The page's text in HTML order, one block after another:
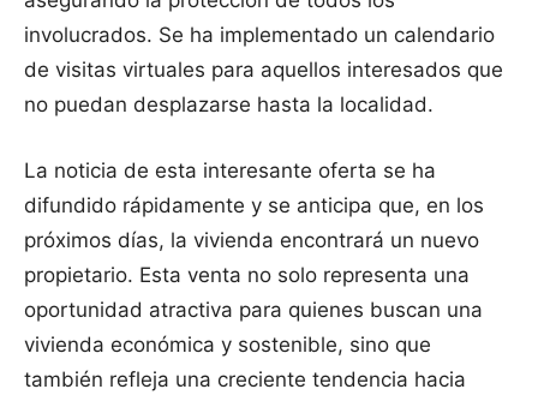
involucrados. Se ha implementado un calendario
de visitas virtuales para aquellos interesados que
no puedan desplazarse hasta la localidad.
La noticia de esta interesante oferta se ha
difundido rápidamente y se anticipa que, en los
próximos días, la vivienda encontrará un nuevo
propietario. Esta venta no solo representa una
oportunidad atractiva para quienes buscan una
vivienda económica y sostenible, sino que
también refleja una creciente tendencia hacia